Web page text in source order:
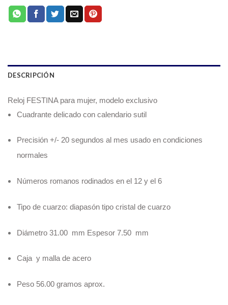
DESCRIPCIÓN
Reloj FESTINA para mujer, modelo exclusivo
Cuadrante delicado con calendario sutil
Precisión +/- 20 segundos al mes usado en condiciones
normales
Números romanos rodinados en el 12 y el 6
Tipo de cuarzo: diapasón tipo cristal de cuarzo
Diámetro 31.00 mm Espesor 7.50 mm
Caja y malla de acero
Peso 56.00 gramos aprox.